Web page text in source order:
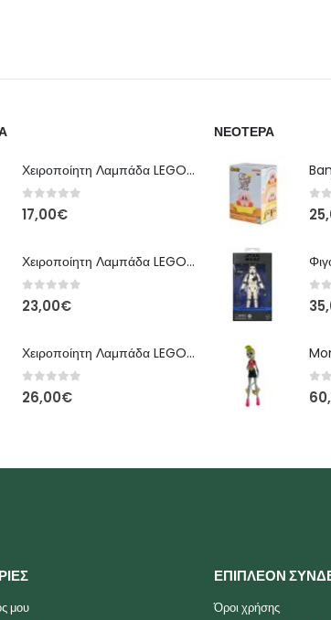
Χειροποίητη Λαμπάδα LEGO – Έκδοση Classic Brick
0out of 5
17,00€
Χειροποίητη Λαμπάδα LEGO – Kai Ninjago
0 out of 5
23,00€
Χειροποίητη Λαμπάδα LEGO – Floral Bloom Edition
0 out of 5
26,00€
ΝΕΌΤΕΡΑ
0
0
0
μου
ΕΠΙΠΛΕΟΝ
Όροι χρήσης